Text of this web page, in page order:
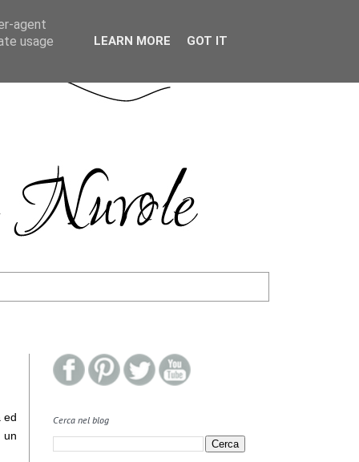
ed
un
Cerca nel blog
agent
usage
LEARN MORE GOT IT